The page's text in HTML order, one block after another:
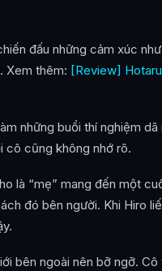
đấu những cảm xúc
. Xem thêm: [Review]
những buổi thí nghiệm
cô cũng không nhớ rõ.
là “mẹ” mang đến một
đó bên người. Khi Hiro
bên ngoài nên bỡ ngỡ.